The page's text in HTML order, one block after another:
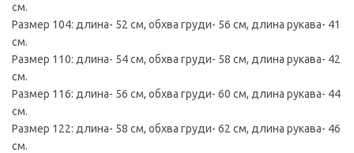
см.
Размер 104: длина- 52 см, обхва груди- 56 см, длина рукава- 41
см.
Размер 110: длина- 54 см, обхва груди- 58 см, длина рукава- 42
см.
Размер 116: длина- 56 см, обхва груди- 60 см, длина рукава- 44
см.
Размер 122: длина- 58 см, обхва груди- 62 см, длина рукава- 46
см.